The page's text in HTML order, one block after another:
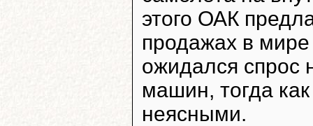
этого ОАК
продажах в
ожидался спрос
машин, тогда
неясными.